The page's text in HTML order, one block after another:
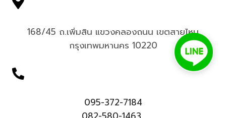
168/45 ถ.เพิ่มสิน แขวงคลองถนน เขตสายไหม
กรุงเทพมหานคร 10220
095-372-7184